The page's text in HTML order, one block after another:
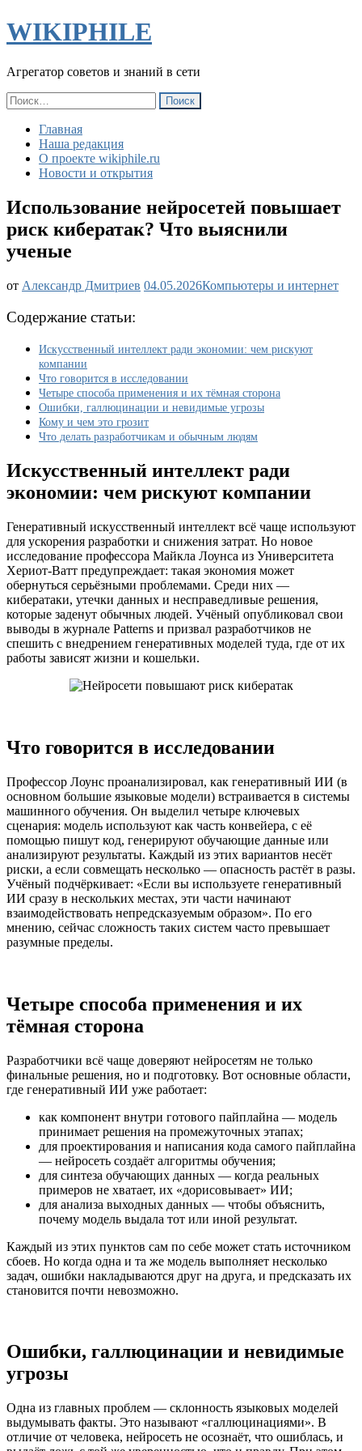
WIKIPHILE
Агрегатор советов и знаний в сети
Найти:
Главная
Наша редакция
О проекте wikiphile.ru
Новости и открытия
Использование нейросетей повышает
риск кибератак? Что выяснили
ученые
от Александр Дмитриев 04.05.2026Использование
Что
ученые
Компьютеры и интернет
Содержание статьи:
Искусственный интеллект ради экономии: чем рискуют
компании
Что говорится в исследовании
Четыре способа применения и их тёмная сторона
Ошибки, галлюцинации и невидимые угрозы
Кому и чем это грозит
Что делать разработчикам и обычным людям
Искусственный интеллект ради
экономии: чем рискуют компании
Генеративный искусственный интеллект всё чаще используют
для ускорения разработки и снижения затрат. Но новое
исследование профессора Майкла Лоунса из Университета
Хериот-Ватт предупреждает: такая экономия может
обернуться серьёзными проблемами. Среди них —
кибератаки, утечки данных и несправедливые решения,
которые заденут обычных людей. Учёный опубликовал свои
выводы в журнале Patterns и призвал разработчиков не
спешить с внедрением генеративных моделей туда, где от их
работы зависят жизни и кошельки.
Что говорится в исследовании
Профессор Лоунс проанализировал, как генеративный ИИ (в
основном большие языковые модели) встраивается в системы
машинного обучения. Он выделил четыре ключевых
сценария: модель используют как часть конвейера, с её
помощью пишут код, генерируют обучающие данные или
анализируют результаты. Каждый из этих вариантов несёт
риски, а если совмещать несколько — опасность растёт в разы.
Учёный подчёркивает: «Если вы используете генеративный
ИИ сразу в нескольких местах, эти части начинают
взаимодействовать непредсказуемым образом». По его
мнению, сейчас сложность таких систем часто превышает
разумные пределы.
Четыре способа применения и их
тёмная сторона
Разработчики всё чаще доверяют нейросетям не только
финальные решения, но и подготовку. Вот основные области,
где генеративный ИИ уже работает:
как компонент внутри готового пайплайна — модель
принимает решения на промежуточных этапах;
для проектирования и написания кода самого пайплайна
— нейросеть создаёт алгоритмы обучения;
для синтеза обучающих данных — когда реальных
примеров не хватает, их «дорисовывает» ИИ;
для анализа выходных данных — чтобы объяснить,
почему модель выдала тот или иной результат.
Каждый из этих пунктов сам по себе может стать источником
сбоев. Но когда одна и та же модель выполняет несколько
задач, ошибки накладываются друг на друга, и предсказать их
становится почти невозможно.
Ошибки, галлюцинации и невидимые
угрозы
Одна из главных проблем — склонность языковых моделей
выдумывать факты. Это называют «галлюцинациями». В
отличие от человека, нейросеть не осознаёт, что ошиблась, и